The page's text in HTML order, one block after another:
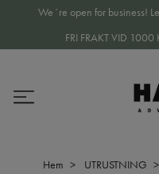
We´re open for business!
FRI FRAKT VID
Hem UTRUSTNING